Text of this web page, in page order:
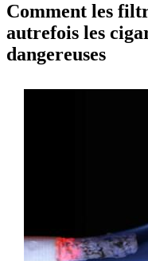
Comment les
autrefois les
dangereuses